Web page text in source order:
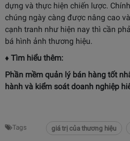
dựng và thực hiện chiến lược.
chúng ngày càng được nâng cao
cạnh tranh như hiện nay thì cần
bá hình ảnh thương hiệu.
♦ Tìm hiểu thêm:
Phần mềm quản lý bán hàng tốt
hành và kiểm soát doanh nghiệp
Tags giá trị của thương hiệu